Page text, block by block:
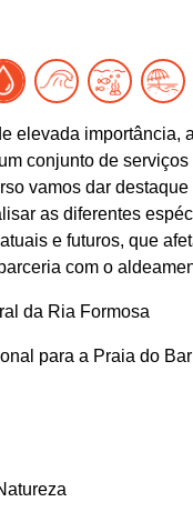
elevada importância,
conjunto de
vamos dar
as diferentes
e futuros, que
com o
da Ria Formosa
para a Praia do